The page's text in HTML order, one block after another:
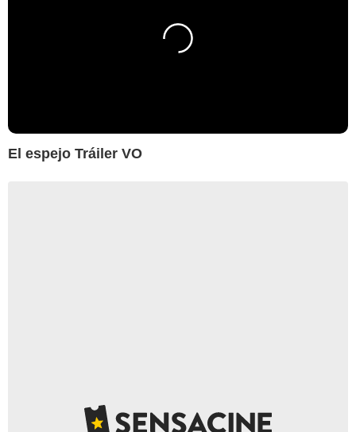
El espejo Tráiler VO